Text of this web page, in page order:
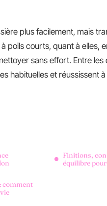
plus facilement, mais
poils courts, quant à elles,
sans effort. Entre
habituelles et réussissent
comment
Finitions,
équilibre